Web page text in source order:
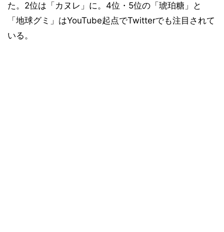
た。2位は「カヌレ」に。4位・5位の「琥珀糖」と
「地球グミ」はYouTube起点でTwitterでも注目されて
いる。